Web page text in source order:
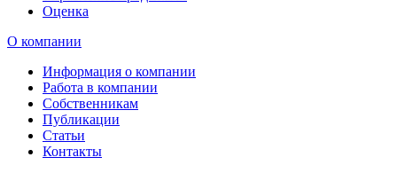
Оценка
О компании
Информация о компании
Работа в компании
Собственникам
Публикации
Статьи
Контакты